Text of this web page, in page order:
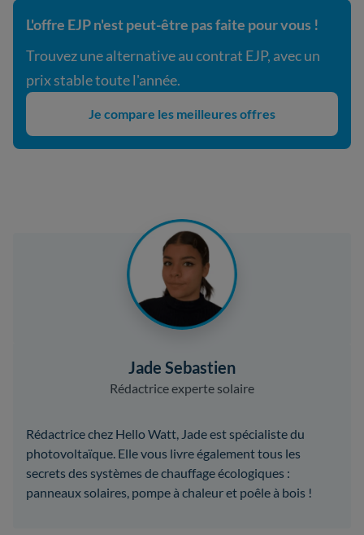
L'offre EJP n'est peut-être pas faite pour vous !
Trouvez une alternative au contrat EJP, avec un
prix stable toute l'année.
Je compare les meilleures offres
Jade Sebastien
Rédactrice experte solaire
Rédactrice chez Hello Watt, Jade est spécialiste du
photovoltaïque. Elle vous livre également tous les
secrets des systèmes de chauffage écologiques :
panneaux solaires, pompe à chaleur et poêle à bois !